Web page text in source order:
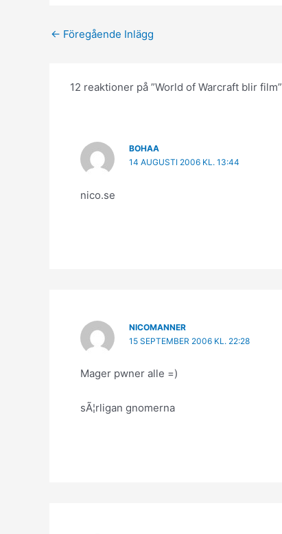
← Föregående Inlägg
12 reaktioner på ”World of Warcraft blir film”
BOHAA
14 AUGUSTI 2006 KL. 13:44
nico.se
NICOMANNER
15 SEPTEMBER 2006 KL. 22:28
Mager pwner alle =)
sÃ¦rligan gnomerna